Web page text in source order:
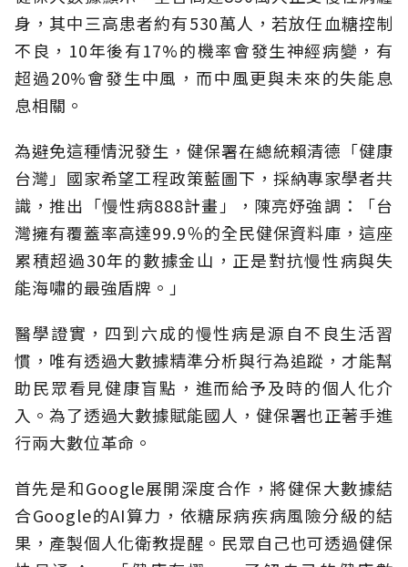
身，其中三高患者約有530萬人，若放任血糖控制
不良，10年後有17%的機率會發生神經病變，有
超過20%會發生中風，而中風更與未來的失能息
息相關。
為避免這種情況發生，健保署在總統賴清德「健康
台灣」國家希望工程政策藍圖下，採納專家學者共
識，推出「慢性病888計畫」，陳亮妤強調：「台
灣擁有覆蓋率高達99.9％的全民健保資料庫，這座
累積超過30年的數據金山，正是對抗慢性病與失
能海嘯的最強盾牌。」
醫學證實，四到六成的慢性病是源自不良生活習
慣，唯有透過大數據精準分析與行為追蹤，才能幫
助民眾看見健康盲點，進而給予及時的個人化介
入。為了透過大數據賦能國人，健保署也正著手進
行兩大數位革命。
首先是和Google展開深度合作，將健保大數據結
合Google的AI算力，依糖尿病疾病風險分級的結
果，產製個人化衛教提醒。民眾自己也可透過健保